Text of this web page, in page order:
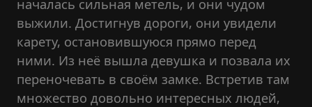
началась сильная метель, и они чудом
выжили. Достигнув дороги, они увидели
карету, остановившуюся прямо перед
ними. Из неё вышла девушка и позвала их
переночевать в своём замке. Встретив там
множество довольно интересных людей,